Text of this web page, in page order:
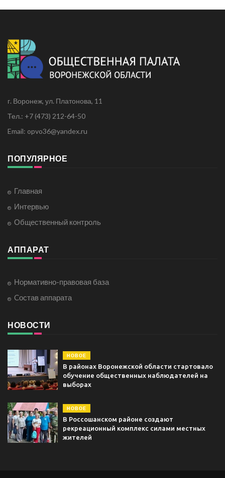
г. Воронеж, ул. Платонова, 11
Тел.: +7 (473) 212-64-50
Email: opvo36@yandex.ru
ПОПУЛЯРНОЕ
Главная
Интервью
Общественный контроль
АППАРАТ
Нормативно-правовая база
Cостав аппарата
НОВОСТИ
НОВОЕ
В районах Воронежской области стартовало
обучение общественных наблюдателей на
выборах
НОВОЕ
В Россошанском районе создают
рекреационный комплекс силами местных
жителей